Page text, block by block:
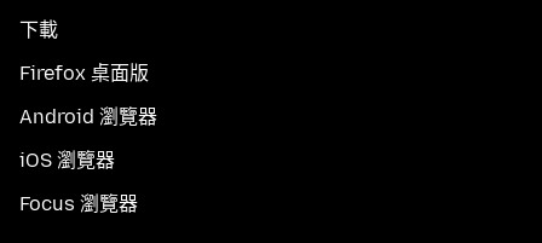
下載
Firefox 桌面版
Android 瀏覽器
iOS 瀏覽器
Focus 瀏覽器